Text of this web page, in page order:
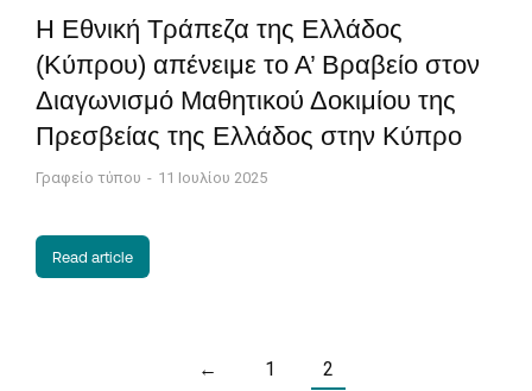
Η Εθνική Τράπεζα της Ελλάδος
(Κύπρου) απένειμε το Α’ Βραβείο στον
Διαγωνισμό Μαθητικού Δοκιμίου της
Πρεσβείας της Ελλάδος στην Κύπρο
Γραφείο τύπου 11 Ιουλίου 2025
Read article
← 1 2